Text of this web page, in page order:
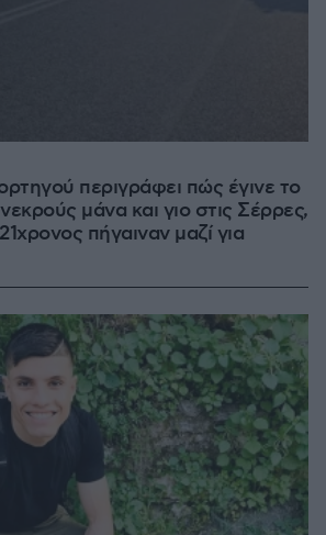
περιγράφει πώς έγινε το
μάνα και γιο στις Σέρρες,
πήγαιναν μαζί για